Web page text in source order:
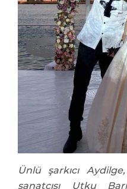
Ünlü şarkıcı
sanatçısı Utku